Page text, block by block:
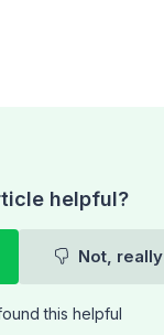
helpful?
Not, really
this helpful